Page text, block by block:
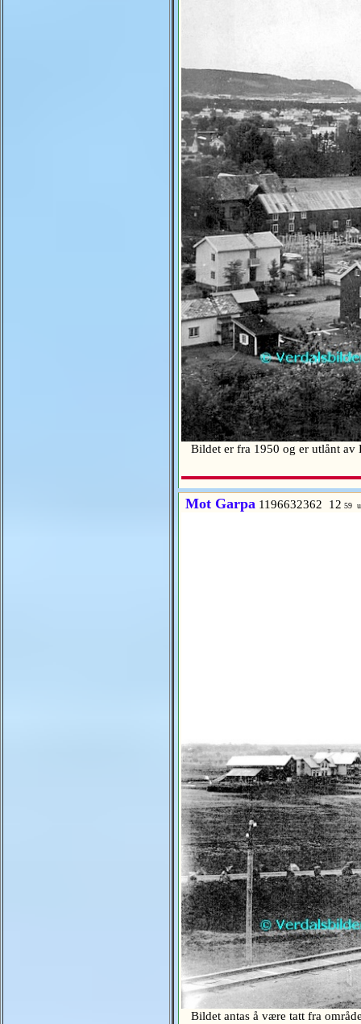
Bildet er fra 1950 og er utlånt
Mot Garpa 1196632362 12 59
Bildet antas å være tatt fra